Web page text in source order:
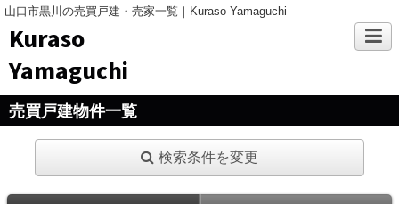
山口市黒川の売買戸建・売家一覧｜Kuraso Yamaguchi
Kuraso
Yamaguchi
売買戸建物件一覧
検索条件を変更